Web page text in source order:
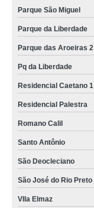
Parque São Miguel
Parque da Liberdade
Parque das Aroeiras 2
Pq da Liberdade
Residencial Caetano 1
Residencial Palestra
Romano Calil
Santo Antônio
São Deocleciano
São José do Rio Preto
VIla Elmaz